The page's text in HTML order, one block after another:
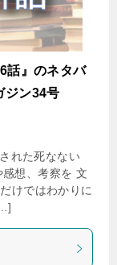
話』のネタバ
ジン34号
れた死なない
想、考察を 文
けではわかりに